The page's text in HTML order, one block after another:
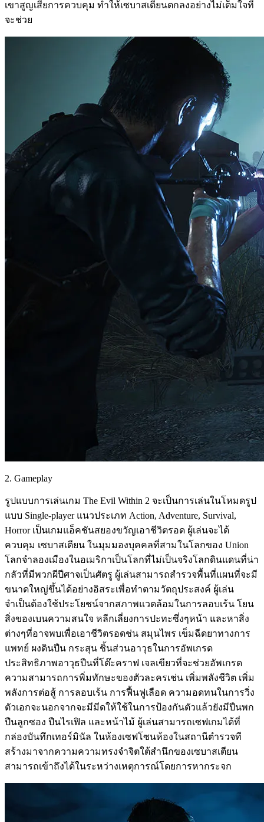
เขาสูญเสียการควบคุม ทำให้เซบาสเตียนตกลงอย่างไม่เต็มใจที่
จะช่วย
2. Gameplay
รูปแบบการเล่นเกม The Evil Within 2 จะเป็นการเล่นในโหมดรูป
แบบ Single-player แนวประเภท Action, Adventure, Survival,
Horror เป็นเกมแอ็คชันสยองขวัญเอาชีวิตรอด ผู้เล่นจะได้
ควบคุม เซบาสเตียน ในมุมมองบุคคลที่สามในโลกของ Union
โลกจำลองเมืองในอเมริกาเป็นโลกที่ไม่เป็นจริงโลกดินแดนที่น่า
กลัวที่มีพวกผีปีศาจเป็นศัตรู ผู้เล่นสามารถสำรวจพื้นที่แผนที่จะมี
ขนาดใหญ่ขึ้นได้อย่างอิสระเพื่อทำตามวัตถุประสงค์ ผู้เล่น
จำเป็นต้องใช้ประโยชน์จากสภาพแวดล้อมในการลอบเร้น โยน
สิ่งของเบนความสนใจ หลีกเลี่ยงการปะทะซึ่งๆหน้า และหาสิ่ง
ต่างๆที่อาจพบเพื่อเอาชีวิตรอดช่น สมุนไพร เข็มฉีดยาทางการ
แพทย์ ผงดินปืน กระสุน ชิ้นส่วนอาวุธในการอัพเกรด
ประสิทธิภาพอาวุธปืนที่โต๊ะคราฟ เจลเขียวที่จะช่วยอัพเกรด
ความสามารถการพิ่มทักษะของตัวละครเช่น เพิ่มพลังชีวิต เพิ่ม
พลังการต่อสู้ การลอบเร้น การฟื้นฟูเลือด ความอดทนในการวิ่ง
ตัวเอกจะนอกจากจะมีมีดให้ใช้ในการป้องกันตัวแล้วยังมีปืนพก
ปืนลูกซอง ปืนไรเฟิล และหน้าไม้ ผู้เล่นสามารถเซฟเกมได้ที่
กล่องบันทึกเทอร์มินัล ในห้องเซฟโซนห้องในสถานีตำรวจที
สร้างมาจากความความทรงจําจิตใต้สํานึกของเซบาสเตียน
สามารถเข้าถึงได้ในระหว่างเหตุการณ์โดยการหากระจก